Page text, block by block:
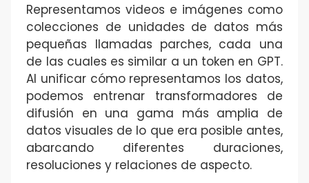
Representamos videos e imágenes como
colecciones de unidades de datos más
pequeñas llamadas parches, cada una
de las cuales es similar a un token en GPT.
Al unificar cómo representamos los datos,
podemos entrenar transformadores de
difusión en una gama más amplia de
datos visuales de lo que era posible antes,
abarcando diferentes duraciones,
resoluciones y relaciones de aspecto.